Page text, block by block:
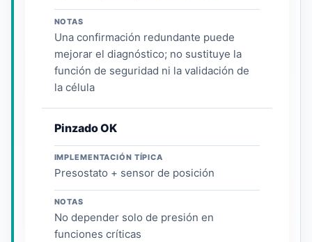
NOTAS
Una confirmación redundante puede
mejorar el diagnóstico; no sustituye la
función de seguridad ni la validación de
la célula
Pinzado OK
IMPLEMENTACIÓN TÍPICA
Presostato + sensor de posición
NOTAS
No depender solo de presión en
funciones críticas